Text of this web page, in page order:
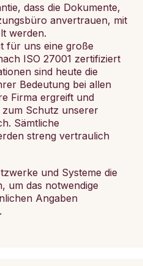
dass die Dokumente,
anvertrauen, mit
werden.
für uns eine große
ISO 27001 zertifiziert
sind heute die
Bedeutung bei allen
Firma ergreift und
Schutz unserer
Sämtliche
streng vertraulich
und Systeme die
um das notwendige
Angaben